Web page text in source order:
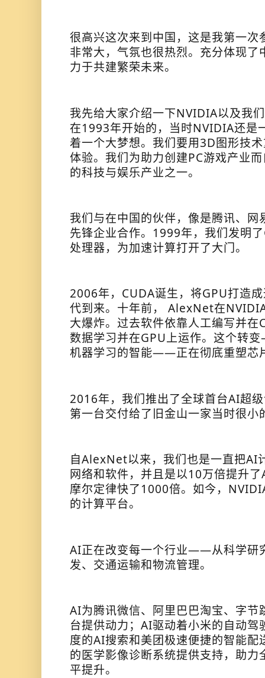
很高兴这次来到中国，这是我第一次
非常大，气氛也很热烈。充分体现
力于共建繁荣未来。
我先给大家介绍一下NVIDIA以及我
在1993年开始的，当时NVIDIA还是
着一个大梦想。我们要用3D图形技
体验。我们为助力创建PC游戏产业
的科技与娱乐产业之一。
我们与在中国的伙伴，像是腾讯、
先锋企业合作。1999年，我们发明
处理器，为加速计算打开了大门。
2006年，CUDA诞生，将GPU打造
代到来。十年前， AlexNet在
大爆炸。过去软件依靠人工编写并
数据学习并在GPU上运作。这个转
机器学习的智能——正在彻底重塑芯
2016年，我们推出了全球首台AI超
第一台交付给了旧金山一家当时很
自AlexNet以来，我们也是一直把AI
网络和软件，并且是以10万倍提升
摩尔定律快了1000倍。如今，
的计算平台。
AI正在改变每一个行业——从科学研
发、交通运输和物流管理。
AI为腾讯微信、阿里巴巴淘宝、字节
台提供动力；AI驱动着小米的自动
度的AI搜索和美团极速便捷的智能
的医学影像诊断系统提供支持，助
平提升。